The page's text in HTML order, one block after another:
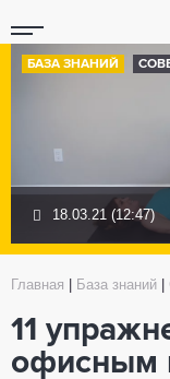
БАЗА ЗНАНИЙ
18.03.21 (12:47)
Главная База знаний
11
офисным